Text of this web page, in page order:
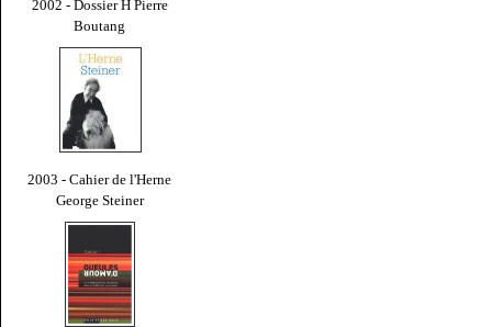
2002 - Dossier H Pierre
Boutang
2003 - Cahier de l'Herne
George Steiner